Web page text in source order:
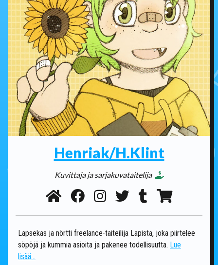
Henriak/H.Klint
Kuvittaja ja sarjakuvataitelija
Lapsekas ja nörtti freelance-taiteilija Lapista, joka piirtelee
söpöjä ja kummia asioita ja pakenee todellisuutta. Lue
lisää...